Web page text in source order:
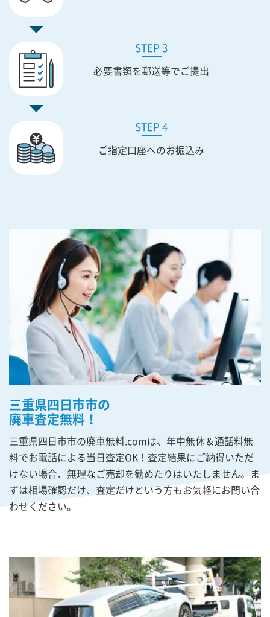
STEP 3
必要書類を郵送等でご提出
STEP 4
ご指定口座へのお振込み
三重県四日市市の
廃車査定無料！
三重県四日市市の廃車無料.comは、年中無休＆通話料無
料でお電話による当日査定OK！査定結果にご納得いただ
けない場合、無理なご売却を勧めたりはいたしません。ま
ずは相場確認だけ、査定だけという方もお気軽にお問い合
わせください。